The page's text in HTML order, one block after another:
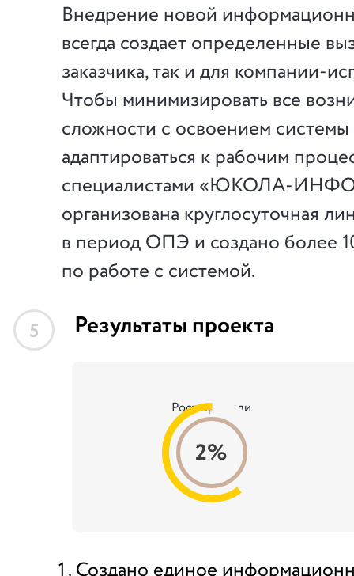
Внедрение новой
всегда создает определенные
заказчика, так и для компании-
Чтобы минимизировать все
сложности с освоением
адаптироваться к рабочим
специалистами «ЮКОЛА-
организована круглосуточная
в период ОПЭ и создано более
по работе с системой.
5 Результаты проекта
Рост прибыли
2%